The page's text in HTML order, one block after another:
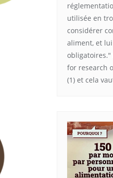
utilisée en
considérer
aliment, et
obligatoires."
for research
(1) et cela